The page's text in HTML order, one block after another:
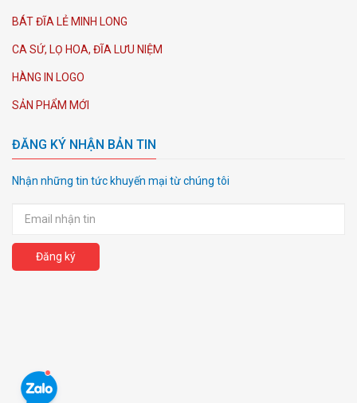
BÁT ĐĨA LẺ MINH LONG
CA SỨ, LỌ HOA, ĐĨA LƯU NIỆM
HÀNG IN LOGO
SẢN PHẨM MỚI
ĐĂNG KÝ NHẬN BẢN TIN
Nhận những tin tức khuyến mại từ chúng tôi
Đăng ký